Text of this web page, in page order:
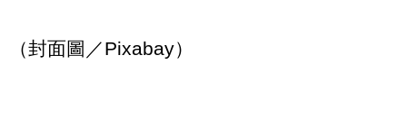
（封面圖／Pixabay）